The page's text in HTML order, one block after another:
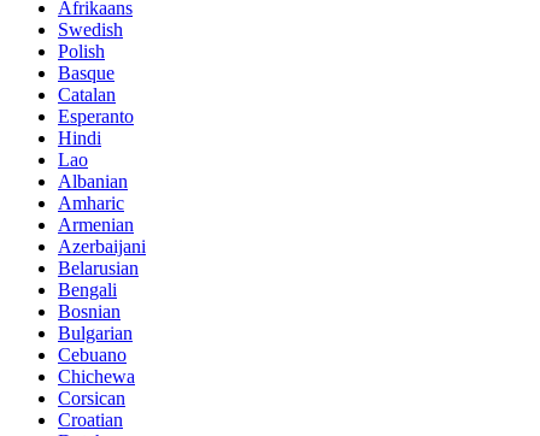
Afrikaans
Swedish
Polish
Basque
Catalan
Esperanto
Hindi
Lao
Albanian
Amharic
Armenian
Azerbaijani
Belarusian
Bengali
Bosnian
Bulgarian
Cebuano
Chichewa
Corsican
Croatian